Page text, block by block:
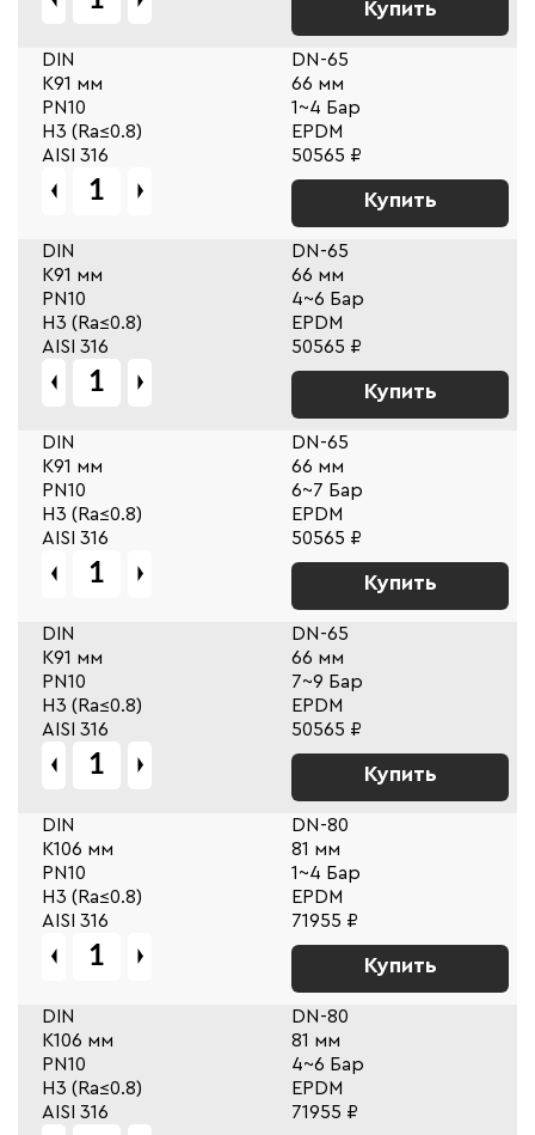
Купить
DIN
DN-65
К91 мм
66 мм
PN10
1~4 Бар
Н3 (Ra≤0.8)
EPDM
AISI 316
50565 ₽
Купить
DIN
DN-65
К91 мм
66 мм
PN10
4~6 Бар
Н3 (Ra≤0.8)
EPDM
AISI 316
50565 ₽
Купить
DIN
DN-65
К91 мм
66 мм
PN10
6~7 Бар
Н3 (Ra≤0.8)
EPDM
AISI 316
50565 ₽
Купить
DIN
DN-65
К91 мм
66 мм
PN10
7~9 Бар
Н3 (Ra≤0.8)
EPDM
AISI 316
50565 ₽
Купить
DIN
DN-80
К106 мм
81 мм
PN10
1~4 Бар
Н3 (Ra≤0.8)
EPDM
AISI 316
71955 ₽
Купить
DIN
DN-80
К106 мм
81 мм
PN10
4~6 Бар
Н3 (Ra≤0.8)
EPDM
AISI 316
71955 ₽